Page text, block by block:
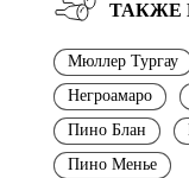
ТАКЖЕ
Мюллер Тургау
Негроамаро
Пино Блан
Пино Менье